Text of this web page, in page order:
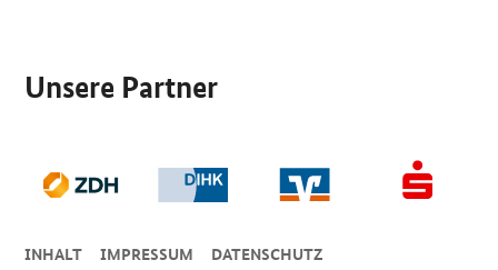
Unsere Partner
INHALT IMPRESSUM
DA­TEN­SCHUTZ